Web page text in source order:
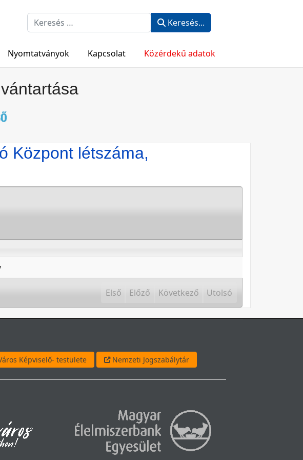
Keresés... Keresés...
Nyomtatványok Kapcsolat Közérdekű adatok
Központ létszáma,
Első Előző Következő Utolsó
Képviselő- testülete Nemzeti Jogszabálytár